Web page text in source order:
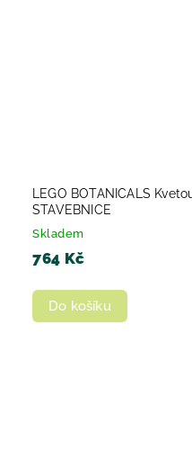
LEGO BOTANICALS
STAVEBNICE
Skladem
764 Kč
Do košíku